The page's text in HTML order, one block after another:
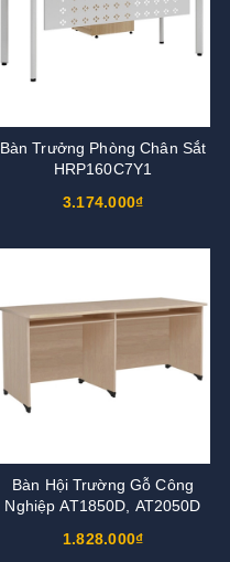
Bàn Trưởng Phòng Chân Sắt
HRP160C7Y1
3.174.000₫
Bàn Hội Trường Gỗ Công
Nghiệp AT1850D, AT2050D
1.828.000₫